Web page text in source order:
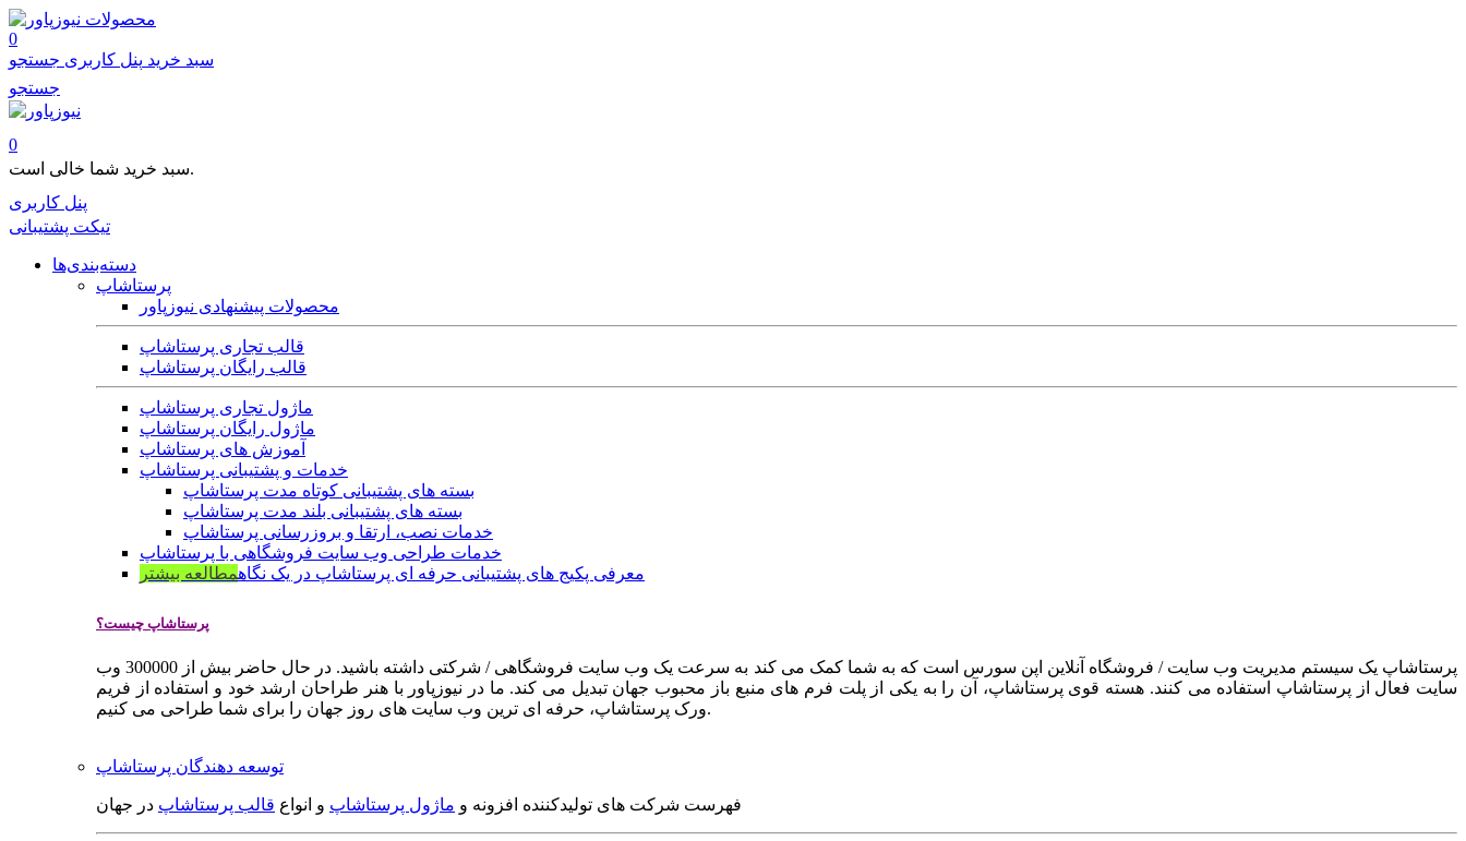
محصولات
0
سبد خرید پنل کاربری جستجو
جستجو
0
سبد خرید شما خالی است.
پنل کاربری
تیکت پشتیبانی
دسته‌بندی‌ها
پرستاشاپ
محصولات پیشنهادی نیوزپاور
قالب تجاری پرستاشاپ
قالب رایگان پرستاشاپ
ماژول تجاری پرستاشاپ
ماژول رایگان پرستاشاپ
آموزش های پرستاشاپ
خدمات و پشتیبانی پرستاشاپ
بسته های پشتیبانی کوتاه مدت پرستاشاپ
بسته های پشتیبانی بلند مدت پرستاشاپ
خدمات نصب، ارتقا و بروزرسانی پرستاشاپ
خدمات طراحی وب سایت فروشگاهی با پرستاشاپ
معرفی پکیج های پشتیبانی حرفه ای پرستاشاپ در یک نگاهمطالعه بیشتر
پرستاشاپ چیست؟
پرستاشاپ یک سیستم مدیریت وب سایت / فروشگاه آنلاین اپن سورس است که به شما کمک می کند به سرعت یک وب سایت فروشگاهی / شرکتی داشته باشید. در حال حاضر بیش از 300000 وب
سایت فعال از پرستاشاپ استفاده می کنند. هسته قوی پرستاشاپ، آن را به یکی از پلت فرم های منبع باز محبوب جهان تبدیل می کند. ما در نیوزپاور با هنر طراحان ارشد خود و استفاده از فریم
ورک پرستاشاپ، حرفه ای ترین وب سایت های روز جهان را برای شما طراحی می کنیم.
توسعه دهندگان پرستاشاپ
فهرست شرکت های تولیدکننده افزونه و ماژول پرستاشاپ و انواع قالب پرستاشاپ در جهان